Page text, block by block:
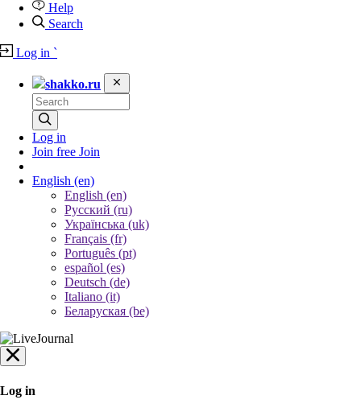
Help
Search
Log in `
shakko.ru
Log in
Join free Join
English (en)
English (en)
Русский (ru)
Українська (uk)
Français (fr)
Português (pt)
español (es)
Deutsch (de)
Italiano (it)
Беларуская (be)
Log in